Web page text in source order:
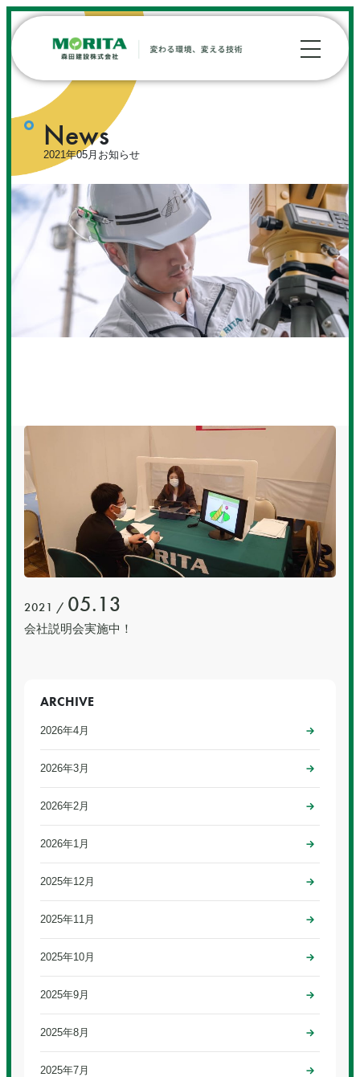
News
2021年05月お知らせ
2021 / 05.13
会社説明会実施中！
ARCHIVE
2026年4月
2026年3月
2026年2月
2026年1月
2025年12月
2025年11月
2025年10月
2025年9月
2025年8月
2025年7月